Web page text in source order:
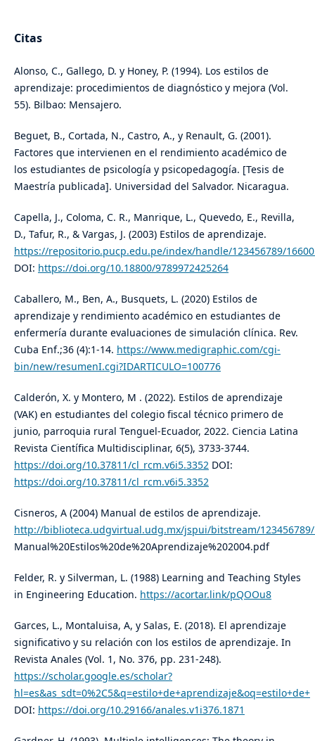
Citas
Alonso, C., Gallego, D. y Honey, P. (1994). Los estilos de
aprendizaje: procedimientos de diagnóstico y mejora (Vol.
55). Bilbao: Mensajero.
Beguet, B., Cortada, N., Castro, A., y Renault, G. (2001).
Factores que intervienen en el rendimiento académico de
los estudiantes de psicología y psicopedagogía. [Tesis de
Maestría publicada]. Universidad del Salvador. Nicaragua.
Capella, J., Coloma, C. R., Manrique, L., Quevedo, E., Revilla,
D., Tafur, R., & Vargas, J. (2003) Estilos de aprendizaje.
https://repositorio.pucp.edu.pe/index/handle/123456789/
DOI: https://doi.org/10.18800/9789972425264
Caballero, M., Ben, A., Busquets, L. (2020) Estilos de
aprendizaje y rendimiento académico en estudiantes de
enfermería durante evaluaciones de simulación clínica. Rev.
Cuba Enf.;36 (4):1-14. https://www.medigraphic.com/cgi-
bin/new/resumenI.cgi?IDARTICULO=100776
Calderón, X. y Montero, M . (2022). Estilos de aprendizaje
(VAK) en estudiantes del colegio fiscal técnico primero de
junio, parroquia rural Tenguel-Ecuador, 2022. Ciencia Latina
Revista Científica Multidisciplinar, 6(5), 3733-3744.
https://doi.org/10.37811/cl_rcm.v6i5.3352DOI:
https://doi.org/10.37811/cl_rcm.v6i5.3352
Cisneros, A (2004) Manual de estilos de aprendizaje.
http://biblioteca.udgvirtual.udg.mx/jspui/bitstream/
Manual%20Estilos%20de%20Aprendizaje%202004.pdf
Felder, R. y Silverman, L. (1988) Learning and Teaching Styles
in Engineering Education. https://acortar.link/pQOOu8
Garces, L., Montaluisa, A, y Salas, E. (2018). El aprendizaje
significativo y su relación con los estilos de aprendizaje. In
Revista Anales (Vol. 1, No. 376, pp. 231-248).
https://scholar.google.es/scholar?
hl=es&as_sdt=0%2C5&q=estilo+de+aprendizaje&oq=estilo+de+
DOI: https://doi.org/10.29166/anales.v1i376.1871